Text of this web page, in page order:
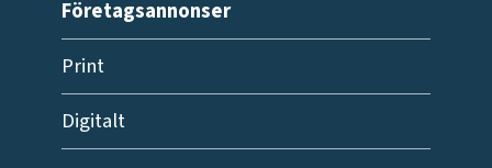
Företagsannonser
Print
Digitalt